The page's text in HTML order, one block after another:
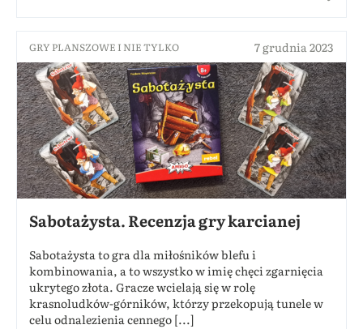
GRY PLANSZOWE I NIE TYLKO 7 grudnia 2023
Sabotażysta. Recenzja gry karcianej
Sabotażysta to gra dla miłośników blefu i
kombinowania, a to wszystko w imię chęci zgarnięcia
ukrytego złota. Gracze wcielają się w rolę
krasnoludków-górników, którzy przekopują tunele w
celu odnalezienia cennego [...]